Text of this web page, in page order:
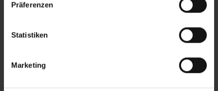
Präferenzen
Statistiken
Marketing